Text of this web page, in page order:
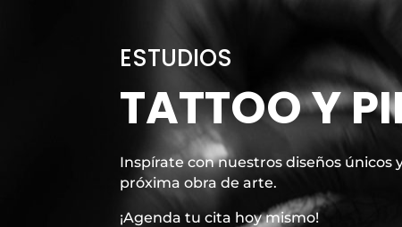
ESTUDIOS
TATTOO Y
Inspírate con nuestros diseños únicos
próxima obra de arte.
¡Agenda tu cita hoy mismo!